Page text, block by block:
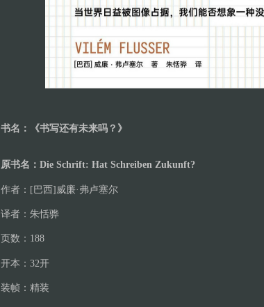
书名：《书写还有未来吗？》
原书名：Die Schrift: Hat Schreiben Zukunft?
作者：[巴西]威廉·弗卢塞尔
译者：朱恬骅
页数：188
开本：32开
装帧：精装